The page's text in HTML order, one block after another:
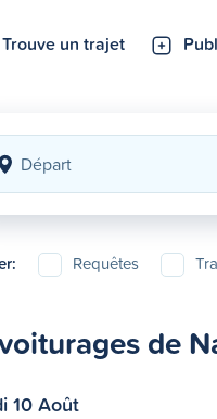
Trouve un trajet
Requêtes
de
10 Août